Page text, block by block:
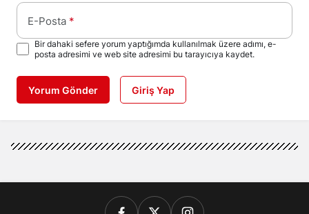
E-Posta *
Bir dahaki sefere yorum yaptığımda kullanılmak üzere adımı, e-
posta adresimi ve web site adresimi bu tarayıcıya kaydet.
Yorum Gönder Giriş Yap